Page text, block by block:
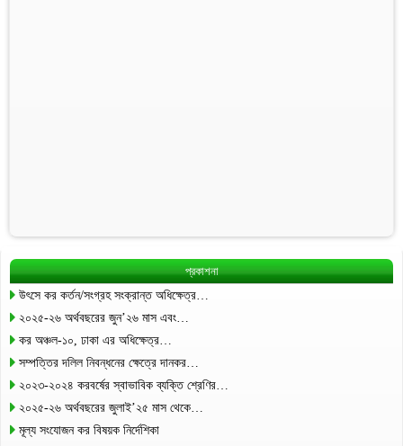
প্রকাশনা
উৎসে কর কর্তন/সংগ্রহ সংক্রান্ত অধিক্ষেত্র…
২০২৫-২৬ অর্থবছরের জুন’২৬ মাস এবং…
কর অঞ্চল-১০, ঢাকা এর অধিক্ষেত্র…
সম্পত্তির দলিল নিবন্ধনের ক্ষেত্রে দানকর…
২০২৩-২০২৪ করবর্ষের স্বাভাবিক ব্যক্তি শ্রেণির…
২০২৫-২৬ অর্থবছরের জুলাই’২৫ মাস থেকে…
মূল্য সংযোজন কর বিষয়ক নির্দেশিকা